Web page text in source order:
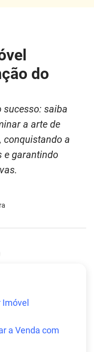
do
sucesso: saiba
a arte de
conquistando a
e garantindo
a Venda com